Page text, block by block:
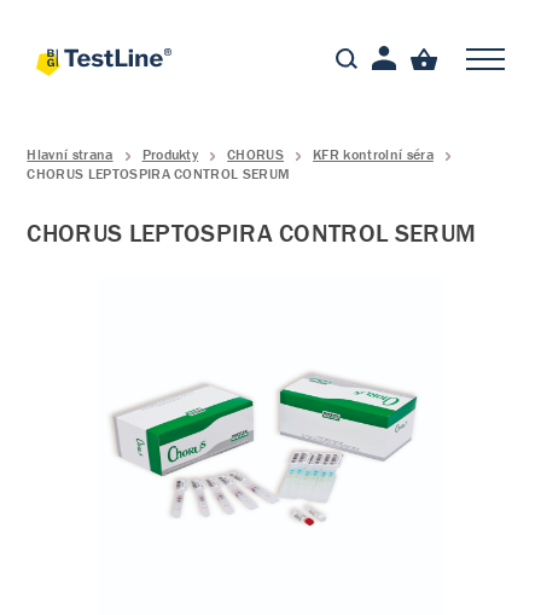
Hlavní strana Produkty CHORUS
KFR kontrolní séra
CHORUS LEPTOSPIRA CONTROL SERUM
CHORUS LEPTOSPIRA CONTROL SERUM